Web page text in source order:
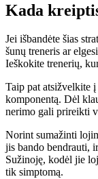
Kada
Jei išbandėte šias
šunų treneris ar
Ieškokite trenerių,
Taip pat atsižvelkite
komponentą. Dėl
nerimo gali prireikti
Norint sumažinti
jis bando bendrauti,
Sužinoję, kodėl jie
tik simptomą.